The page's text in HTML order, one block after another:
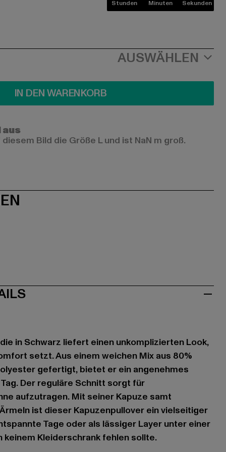
Stunden Minuten Sekunden
AUSWÄHLEN
IN DEN WARENKORB
Bild die Größe L und ist NaN m groß.
in Schwarz liefert einen unkomplizierten Look,
setzt. Aus einem weichen Mix aus 80%
gefertigt, bietet er ein angenehmes
Der reguläre Schnitt sorgt für
aufzutragen. Mit seiner Kapuze samt
ist dieser Kapuzenpullover ein vielseitiger
Tage oder als lässiger Layer unter einer
keinem Kleiderschrank fehlen sollte.